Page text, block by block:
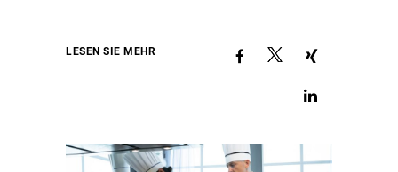
LESEN SIE MEHR